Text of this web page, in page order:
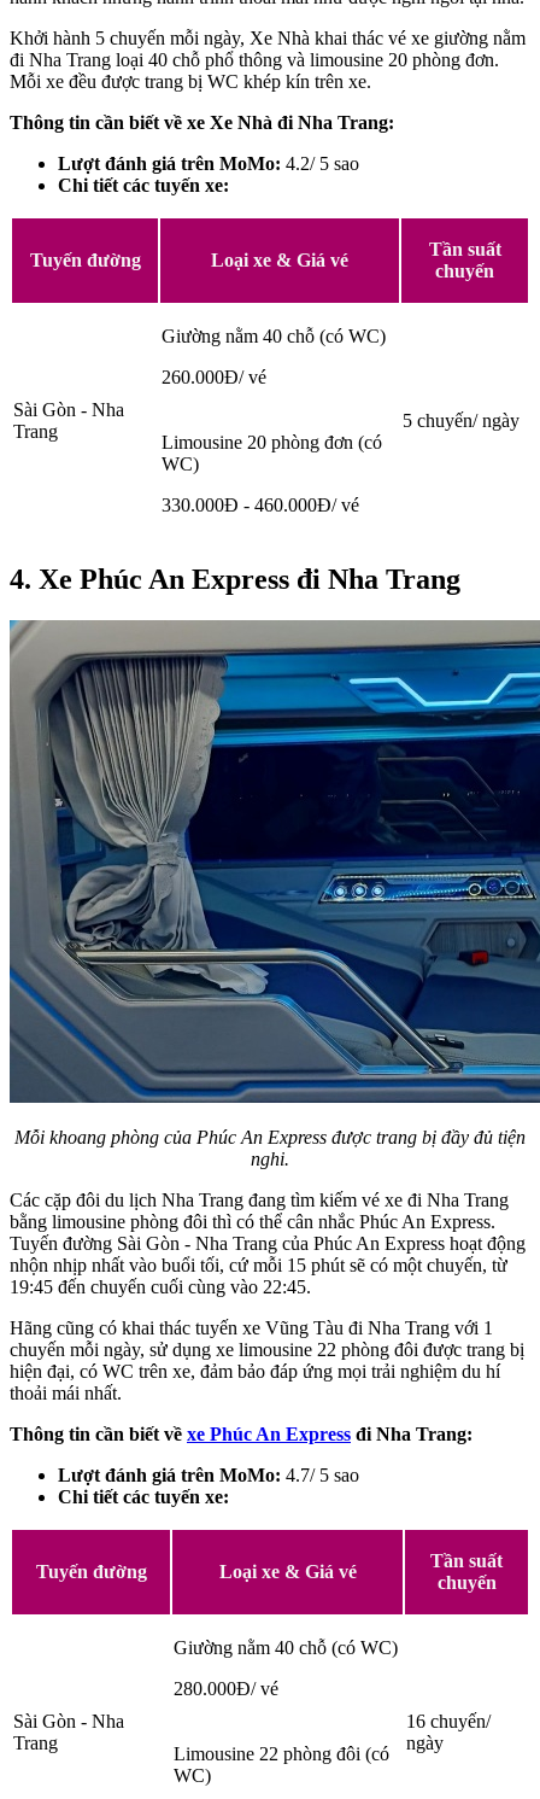
Khởi hành 5 chuyến mỗi ngày, Xe Nhà khai thác vé xe giường nằm
đi Nha Trang loại 40 chỗ phổ thông và limousine 20 phòng đơn.
Mỗi xe đều được trang bị WC khép kín trên xe.
Thông tin cần biết về xe Xe Nhà đi Nha Trang:
Lượt đánh giá trên MoMo: 4.2/ 5 sao
Chi tiết các tuyến xe:
Tuyến đường Loại xe & Giá vé
Tần suất
chuyến
Sài Gòn - Nha
Trang
Giường nằm 40 chỗ (có WC)
260.000Đ/ vé
5 chuyến/ ngày
Limousine 20 phòng đơn (có
WC)
330.000Đ - 460.000Đ/ vé
4. Xe Phúc An Express đi Nha Trang
Mỗi khoang phòng của Phúc An Express được trang bị đầy đủ tiện
nghi.
Các cặp đôi du lịch Nha Trang đang tìm kiếm vé xe đi Nha Trang
bằng limousine phòng đôi thì có thể cân nhắc Phúc An Express.
Tuyến đường Sài Gòn - Nha Trang của Phúc An Express hoạt động
nhộn nhịp nhất vào buổi tối, cứ mỗi 15 phút sẽ có một chuyến, từ
19:45 đến chuyến cuối cùng vào 22:45.
Hãng cũng có khai thác tuyến xe Vũng Tàu đi Nha Trang với 1
chuyến mỗi ngày, sử dụng xe limousine 22 phòng đôi được trang bị
hiện đại, có WC trên xe, đảm bảo đáp ứng mọi trải nghiệm du hí
thoải mái nhất.
Thông tin cần biết về xe Phúc An Express đi Nha Trang:
Lượt đánh giá trên MoMo: 4.7/ 5 sao
Chi tiết các tuyến xe:
Tuyến đường Loại xe & Giá vé
Tần suất
chuyến
Sài Gòn - Nha
Trang
Giường nằm 40 chỗ (có WC)
280.000Đ/ vé
16 chuyến/
ngày
Limousine 22 phòng đôi (có
WC)